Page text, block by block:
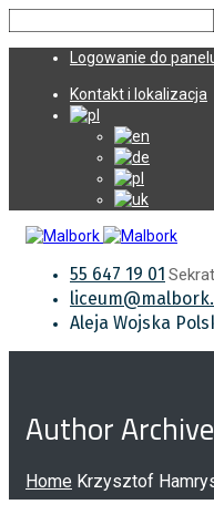
Logowanie do
Kontakt i lokalizacja
55 647 19 01
Aleja Wojska
Author
Home Krzysztof